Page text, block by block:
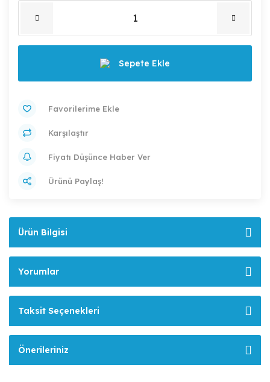
Sepete Ekle
Karşılaştır
Fiyatı Düşünce Haber Ver
Ürünü Paylaş!
Ürün Bilgisi
Yorumlar
Taksit Seçenekleri
Önerileriniz